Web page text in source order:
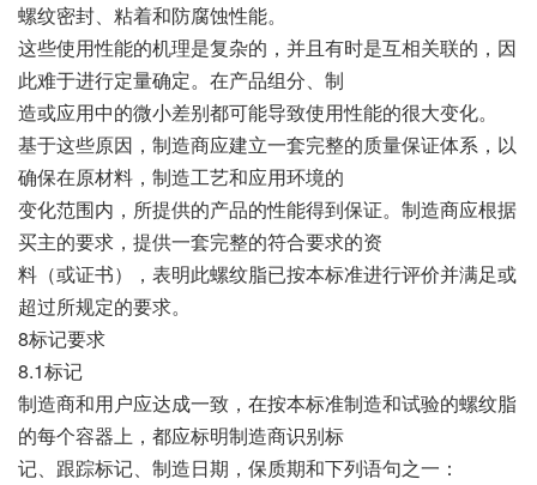
螺纹密封、粘着和防腐蚀性能。
这些使用性能的机理是复杂的，并且有时是互相关联的，因
此难于进行定量确定。在产品组分、制
造或应用中的微小差别都可能导致使用性能的很大变化。
基于这些原因，制造商应建立一套完整的质量保证体系，以
确保在原材料，制造工艺和应用环境的
变化范围内，所提供的产品的性能得到保证。制造商应根据
买主的要求，提供一套完整的符合要求的资
料（或证书），表明此螺纹脂已按本标准进行评价并满足或
超过所规定的要求。
8标记要求
8.1标记
制造商和用户应达成一致，在按本标准制造和试验的螺纹脂
的每个容器上，都应标明制造商识别标
记、跟踪标记、制造日期，保质期和下列语句之一：